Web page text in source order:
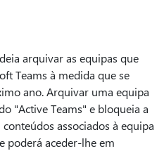
arquivar as equipas que
Teams à medida que se
ano. Arquivar uma equipa
"Active Teams" e bloqueia a
associados à equipa
poderá aceder-lhe em